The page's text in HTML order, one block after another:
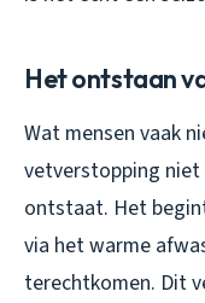
Het ontstaan
Wat mensen vaak
vetverstopping niet
ontstaat. Het
via het warme
terechtkomen. Dit